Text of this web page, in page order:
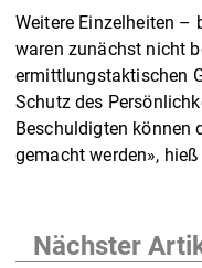
Weitere Einzelheiten –
waren zunächst nicht
ermittlungstaktischen
Schutz des
Beschuldigten können
gemacht werden»,
Nächster